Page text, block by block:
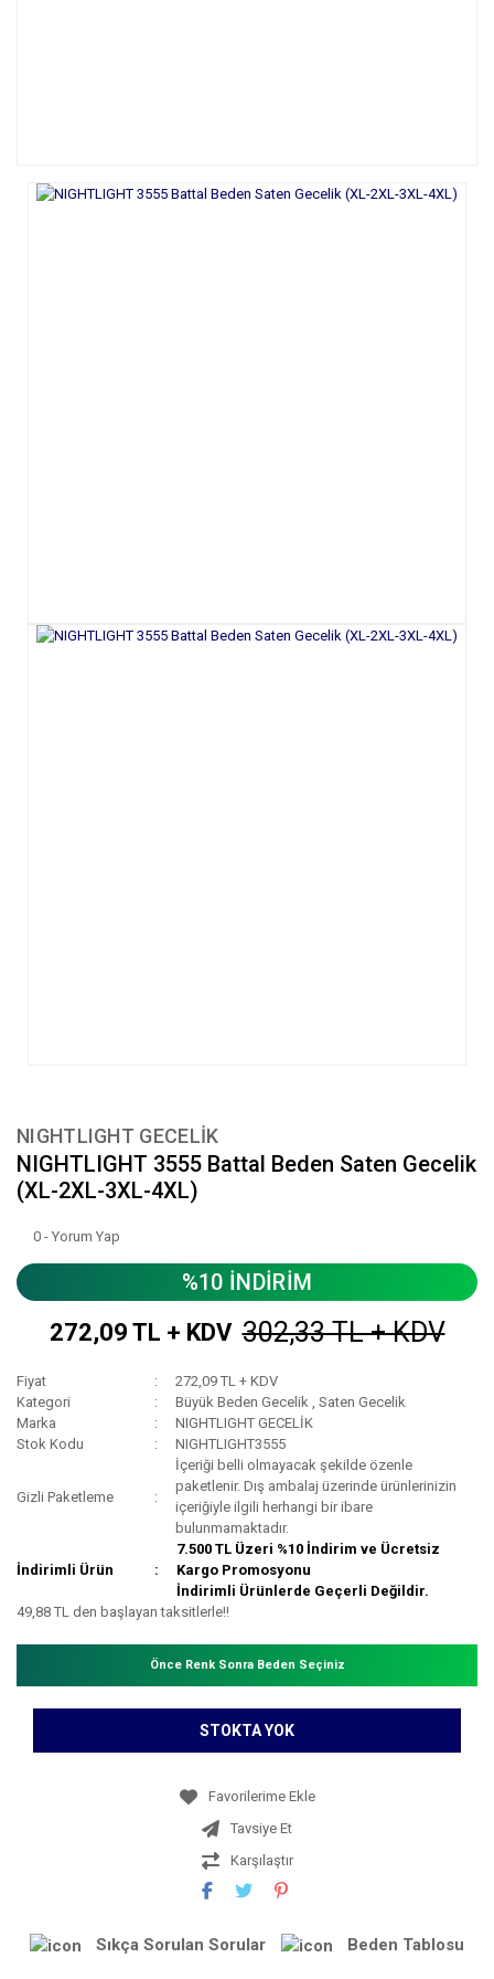
NIGHTLIGHT GECELİK
NIGHTLIGHT 3555 Battal Beden Saten Gecelik
(XL-2XL-3XL-4XL)
0 - Yorum Yap
%10 İNDİRİM
272,09 TL + KDV 302,33 TL + KDV
Fiyat
272,09 TL + KDV
Kategori
Büyük Beden Gecelik ,Saten Gecelik
Marka
NIGHTLIGHT GECELİK
Stok Kodu
NIGHTLIGHT3555
Gizli Paketleme
İçeriği belli olmayacak şekilde özenle
paketlenir. Dış ambalaj üzerinde ürünlerinizin
içeriğiyle ilgili herhangi bir ibare
bulunmamaktadır.
İndirimli Ürün
7.500 TL Üzeri %10 İndirim ve Ücretsiz
Kargo Promosyonu
İndirimli Ürünlerde Geçerli Değildir.
49,88 TL den başlayan taksitlerle!!
Önce Renk Sonra Beden Seçiniz
STOKTA YOK
Tavsiye Et
Karşılaştır
Sıkça Sorulan Sorular Beden Tablosu